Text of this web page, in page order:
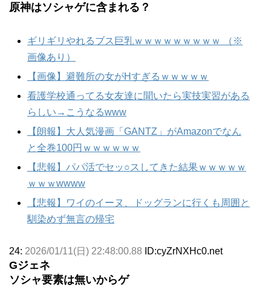
原神はソシャゲに含まれる？
ギリギリやれるブス巨乳ｗｗｗｗｗｗｗｗｗ （※
画像あり）
【画像】避難所の女がHすぎるｗｗｗｗｗ
看護学校通ってる女友達に聞いたら実技実習がある
らしい→こうなるwww
【朗報】大人気漫画「GANTZ」がAmazonでなん
と全巻100円ｗｗｗｗｗｗ
【悲報】パパ活でセッ○スしてきた結果ｗｗｗｗｗ
ｗｗｗwwww
【悲報】ワイのイーヌ、ドッグランに行くも周囲と
馴染めず無言の帰宅
24: 2026/01/11(日) 22:48:00.88 ID:cyZrNXHc0.net
Gジェネ
ソシャ要素は無いからゲ